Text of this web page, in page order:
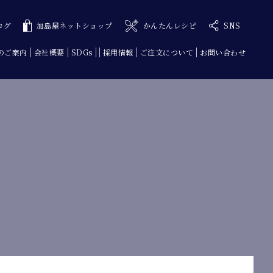
グ 加島屋ネットショップ かんたんレシピ SNS
ご案内 会社概要 SDGs 採用情報 ご注文について お問い合わせ